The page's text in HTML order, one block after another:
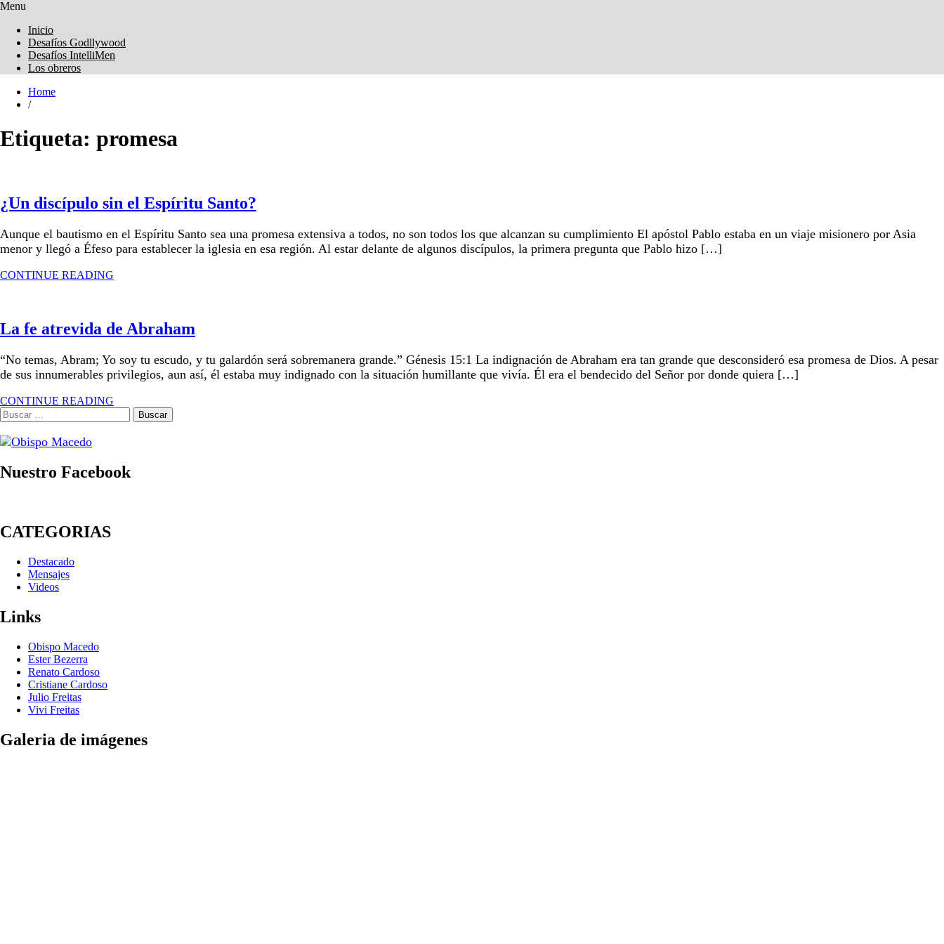
Obreros Universal
Menu
Inicio
Desafíos Godllywood
Desafíos IntelliMen
Los obreros
Home
/
Etiqueta: promesa
¿Un discípulo sin el Espíritu Santo?
Aunque el bautismo en el Espíritu Santo sea una promesa extensiva a todos, no son todos los que alcanzan su cumplimiento El apóstol Pablo estaba en un viaje misionero por Asia
menor y llegó a Éfeso para establecer la iglesia en esa región. Al estar delante de algunos discípulos, la primera pregunta que Pablo hizo […]
CONTINUE READING
La fe atrevida de Abraham
“No temas, Abram; Yo soy tu escudo, y tu galardón será sobremanera grande.” Génesis 15:1 La indignación de Abraham era tan grande que desconsideró esa promesa de Dios. A pesar
de sus innumerables privilegios, aun así, él estaba muy indignado con la situación humillante que vivía. Él era el bendecido del Señor por donde quiera […]
CONTINUE READING
Buscar:
Nuestro Facebook
CATEGORIAS
Destacado
Mensajes
Videos
Links
Obispo Macedo
Ester Bezerra
Renato Cardoso
Cristiane Cardoso
Julio Freitas
Vivi Freitas
Galeria de imágenes